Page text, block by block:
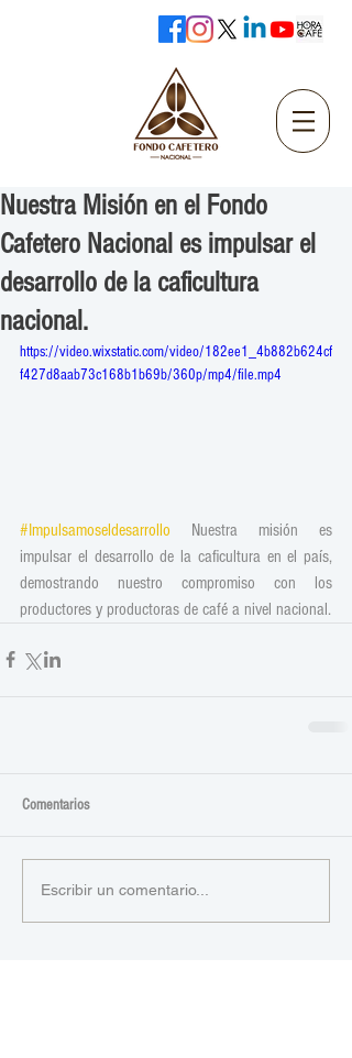
Nuestra Misión en el Fondo
Cafetero Nacional es impulsar el
desarrollo de la caficultura
nacional.
https://video.wixstatic.com/video/182ee1_4b882b624cf
f427d8aab73c168b1b69b/360p/mp4/file.mp4
#Impulsamoseldesarrollo Nuestra misión es
impulsar el desarrollo de la caficultura en el país,
demostrando nuestro compromiso con los
productores y productoras de café a nivel nacional.
Comentarios
Escribir un comentario...